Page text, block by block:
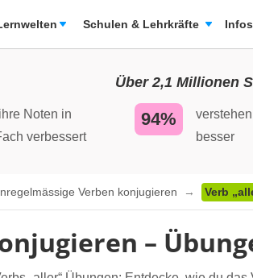
Schulen & Lehrkräfte
Über 2,1 Millionen
Noten in
verbessert
94%
besser
Verben konjugieren Verb
–